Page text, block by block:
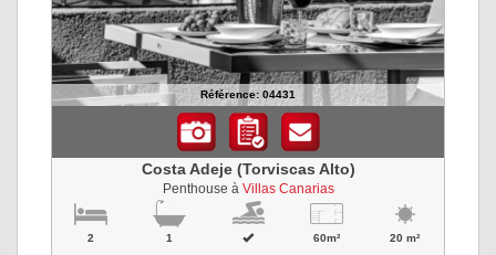
Référence: 04431
Costa Adeje (Torviscas Alto)
Penthouse à Villas Canarias
2 1 60m² 20 m²